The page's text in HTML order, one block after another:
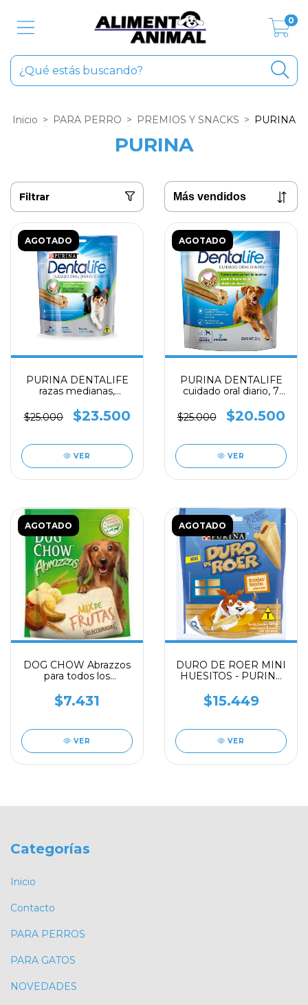
0
Inicio > PARA PERRO > PREMIOS Y SNACKS > PURINA
PURINA
Filtrar
AGOTADO
PURINA DENTALIFE
razas medianas,
unidades
$25.000 $23.500
VER
AGOTADO
PURINA DENTALIFE
cuidado oral diario, 7
$25.000
$20.500
VER
AGOTADO
DOG CHOW Abrazzos
para todos los
75 g - PURINA
$7.431
VER
AGOTADO
DURO DE ROER MINI
HUESITOS - PURINA
unidades c/u)
$15.449
VER
Categorías
Inicio
Contacto
PARA PERROS
PARA GATOS
NOVEDADES